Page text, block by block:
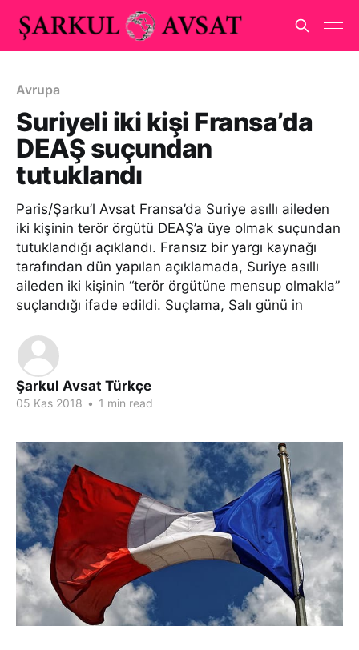
Avrupa
Suriyeli iki kişi Fransa’da
DEAŞ suçundan
tutuklandı
Paris/Şarku’l Avsat Fransa’da Suriye asıllı aileden
iki kişinin terör örgütü DEAŞ’a üye olmak suçundan
tutuklandığı açıklandı. Fransız bir yargı kaynağı
tarafından dün yapılan açıklamada, Suriye asıllı
aileden iki kişinin “terör örgütüne mensup olmakla”
suçlandığı ifade edildi. Suçlama, Salı günü in
Şarkul Avsat Türkçe
05 Kas 2018 • 1 min read